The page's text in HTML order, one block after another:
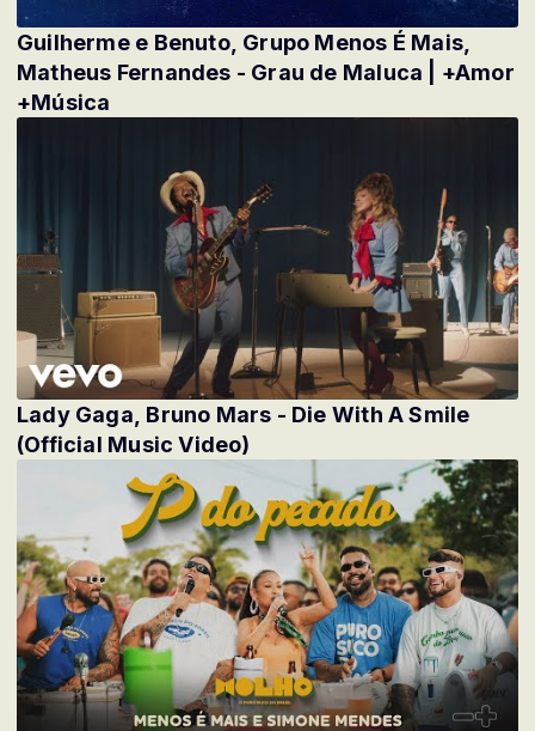
Guilherme e Benuto, Grupo Menos É Mais,
Matheus Fernandes - Grau de Maluca | +Amor
+Música
Lady Gaga, Bruno Mars - Die With A Smile
(Official Music Video)